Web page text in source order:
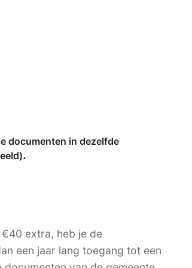
documenten in dezelfde
.
extra, heb je de
een jaar lang toegang tot een